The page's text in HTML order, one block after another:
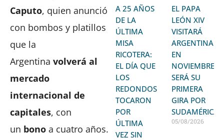
Caputo, quien anunció
con bombos y platillos
que la
Argentina volverá al
mercado
internacional de
capitales, con
un bono a cuatro años.
A 25 AÑOS
DE LA
ÚLTIMA
MISA
RICOTERA:
EL DÍA QUE
LOS
REDONDOS
TOCARON
POR
ÚLTIMA
VEZ SIN
EL PAPA
LEÓN XIV
VISITARÁ
ARGENTINA
EN
NOVIEMBRE:
SERÁ SU
PRIMERA
GIRA POR
SUDAMÉRICA
05/08/2026